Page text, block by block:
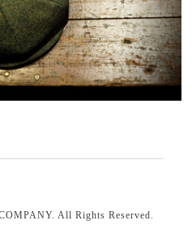
. All Rights Reserved.